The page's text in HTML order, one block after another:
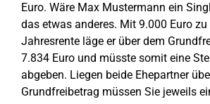
Euro. Wäre Max Mustermann ein
das etwas anderes. Mit 9.000 Euro zu
Jahresrente läge er über dem
7.834 Euro und müsste somit eine
abgeben. Liegen beide Ehepartner
Grundfreibetrag müssen Sie jeweils